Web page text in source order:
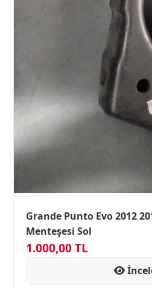
Grande Punto Evo 2012
Menteşesi Sol
1.000,00 TL